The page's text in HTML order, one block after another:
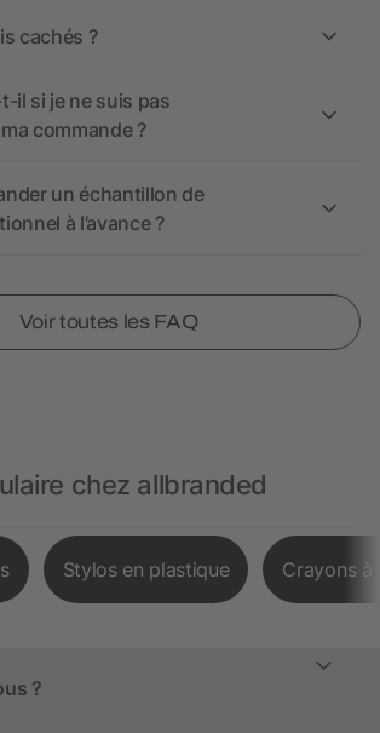
cachés ?
il si je ne suis pas
commande ?
un échantillon de
à l’avance ?
Voir toutes les FAQ
chez allbranded
Stylos en plastique Crayons à
?